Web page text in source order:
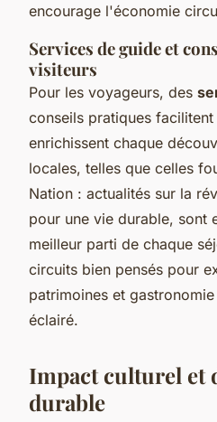
encourage l'économie
Services de guide et
visiteurs
Pour les voyageurs, des
conseils pratiques
enrichissent chaque
locales, telles que celles
Nation : actualités sur la
pour une vie durable, sont
meilleur parti de chaque
circuits bien pensés pour
patrimoines et
éclairé.
Impact culturel et
durable